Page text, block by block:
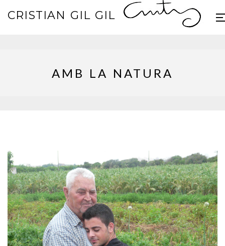
CRISTIAN GIL GIL
AMB LA NATURA